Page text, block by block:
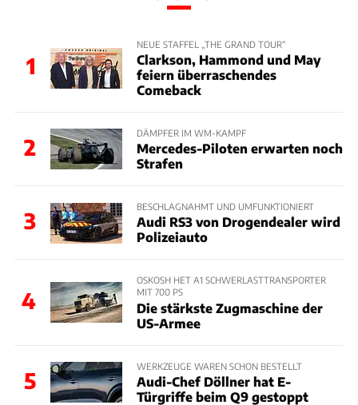
1
NEUE STAFFEL „THE GRAND TOUR“
Clarkson, Hammond und May
feiern überraschendes
Comeback
2
DÄMPFER IM WM-KAMPF
Mercedes-Piloten erwarten noch
Strafen
3
BESCHLAGNAHMT UND UMFUNKTIONIERT
Audi RS3 von Drogendealer wird
Polizeiauto
4
OSKOSH HET A1 SCHWERLASTTRANSPORTER
MIT 700 PS
Die stärkste Zugmaschine der
US-Armee
5
WERKZEUGE WAREN SCHON BESTELLT
Audi-Chef Döllner hat E-
Türgriffe beim Q9 gestoppt